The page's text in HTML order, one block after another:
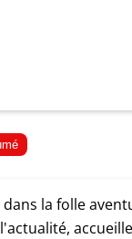
la folle